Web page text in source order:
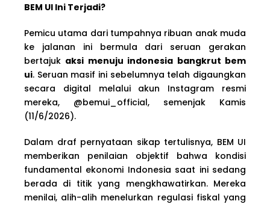
BEM UI Ini Terjadi?
Pemicu utama dari tumpahnya ribuan anak muda
ke jalanan ini bermula dari seruan gerakan
bertajuk aksi menuju indonesia bangkrut bem
ui. Seruan masif ini sebelumnya telah digaungkan
secara digital melalui akun Instagram resmi
mereka, @bemui_official, semenjak Kamis
(11/6/2026).
Dalam draf pernyataan sikap tertulisnya, BEM UI
memberikan penilaian objektif bahwa kondisi
fundamental ekonomi Indonesia saat ini sedang
berada di titik yang mengkhawatirkan. Mereka
menilai, alih-alih menelurkan regulasi fiskal yang